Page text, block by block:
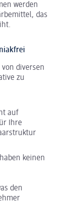
werden
das
diversen
zu
auf
Ihre
keinen
den